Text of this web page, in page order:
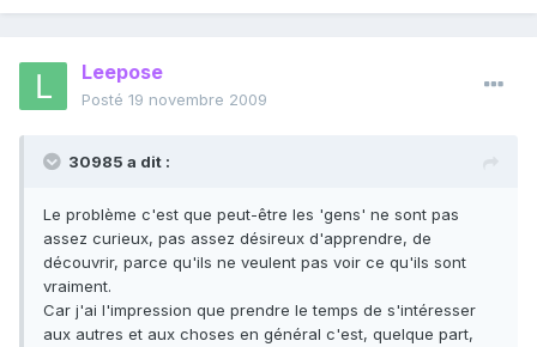
Leepose
Posté 19 novembre 2009
30985 a dit :
Le problème c'est que peut-être les 'gens' ne sont pas
assez curieux, pas assez désireux d'apprendre, de
découvrir, parce qu'ils ne veulent pas voir ce qu'ils sont
vraiment.
Car j'ai l'impression que prendre le temps de s'intéresser
aux autres et aux choses en général c'est, quelque part,